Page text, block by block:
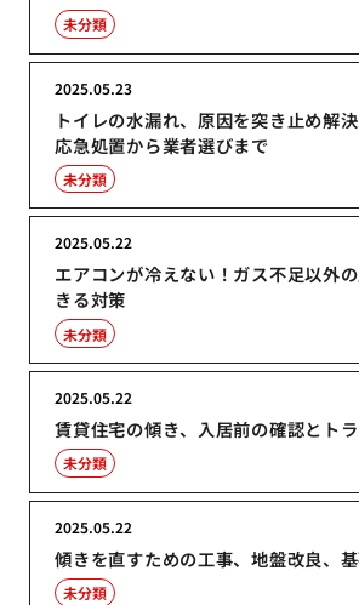
未分類
トイレの水漏れ、原因を突き止め解
応急処置から業者選びまで
2025.05.23
未分類
エアコンが冷えない！ガス不足以外
きる対策
2025.05.22
未分類
賃貸住宅の傾き、入居前の確認とト
2025.05.22
未分類
傾きを直すための工事、地盤改良、
2025.05.22
未分類